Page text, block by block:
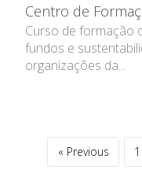
Centro de
Curso de formação
fundos e
organizações da...
« Previous 1